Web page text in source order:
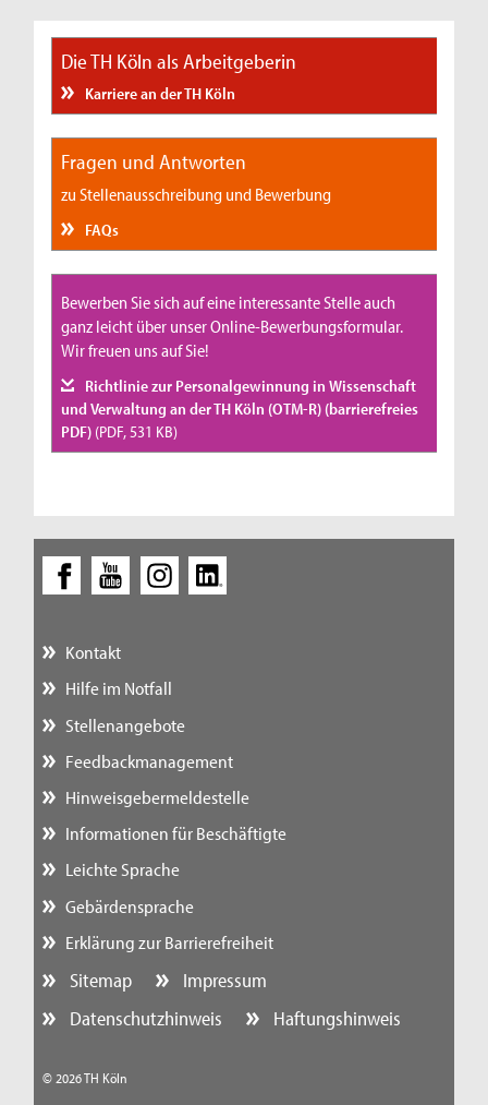
Die TH Köln als Arbeitgeberin
Karriere an der TH Köln
Fragen und Antworten
zu Stellenausschreibung und Bewerbung
FAQs
Bewerben Sie sich auf eine interessante Stelle auch
ganz leicht über unser Online-Bewerbungsformular.
Wir freuen uns auf Sie!
Richtlinie zur Personalgewinnung in Wissenschaft
und Verwaltung an der TH Köln (OTM-R) (barrierefreies
PDF) (PDF, 531 KB)
Kontakt
Hilfe im Notfall
Stellenangebote
Feedbackmanagement
Hinweisgebermeldestelle
Informationen für Beschäftigte
Leichte Sprache
Gebärdensprache
Erklärung zur Barrierefreiheit
Sitemap
Impressum
Datenschutzhinweis
Haftungshinweis
© 2026 TH Köln